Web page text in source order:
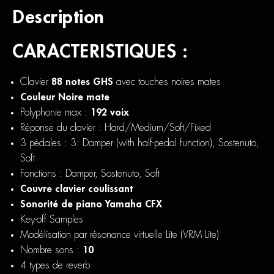
Description
CARACTERISTIQUES :
Clavier 88 notes GHS avec touches noires mates
Couleur Noire mate
Polyphonie max : 192 voix
Réponse du clavier : Hard/Medium/Soft/Fixed
3 pédales : 3: Damper (with half-pedal function), Sostenuto,
Soft
Fonctions : Damper, Sostenuto, Soft
Couvre clavier coulissant
Sonorité de piano Yamaha CFX
Key-off Samples
Modélisation par résonance virtuelle Lite (VRM Lite)
Nombre sons : 10
4 types de reverb